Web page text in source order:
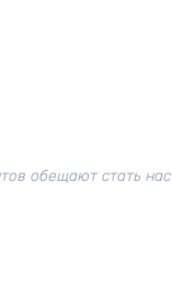
обещают стать